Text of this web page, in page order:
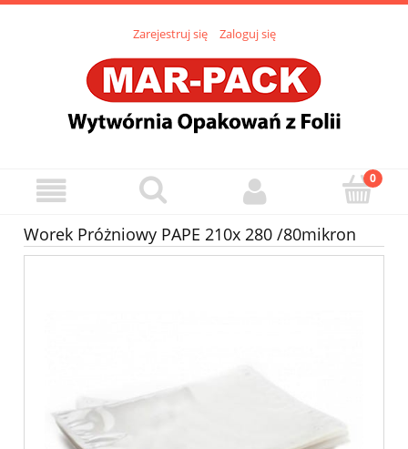
Zarejestruj się Zaloguj się
Worek Próżniowy PAPE 210x 280 /80mikron